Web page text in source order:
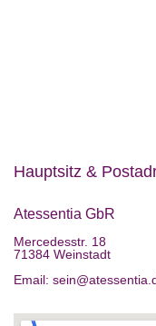
Hauptsitz &
Atessentia GbR
Mercedesstr. 18
71384 Weinstadt
Email: